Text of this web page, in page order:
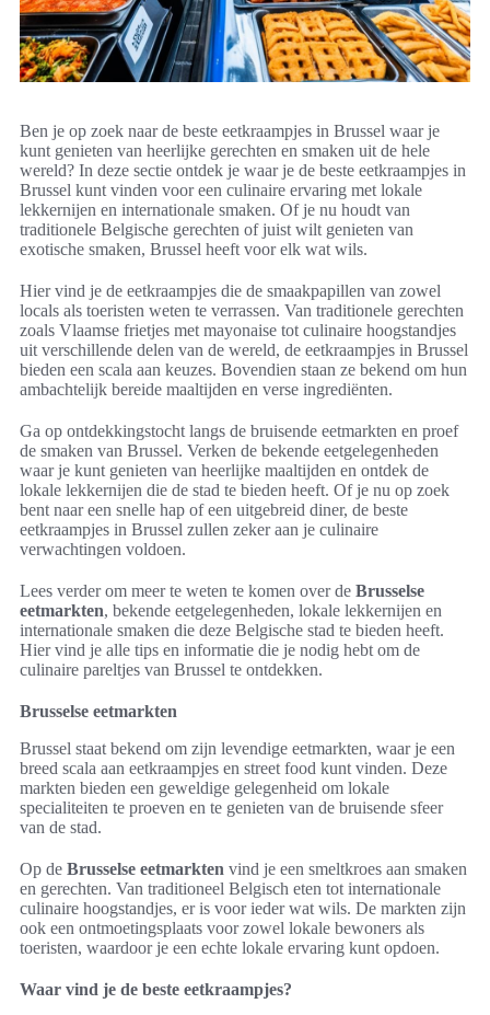
Ben je op zoek naar de beste eetkraampjes in Brussel waar je
kunt genieten van heerlijke gerechten en smaken uit de hele
wereld? In deze sectie ontdek je waar je de beste eetkraampjes in
Brussel kunt vinden voor een culinaire ervaring met lokale
lekkernijen en internationale smaken. Of je nu houdt van
traditionele Belgische gerechten of juist wilt genieten van
exotische smaken, Brussel heeft voor elk wat wils.
Hier vind je de eetkraampjes die de smaakpapillen van zowel
locals als toeristen weten te verrassen. Van traditionele gerechten
zoals Vlaamse frietjes met mayonaise tot culinaire hoogstandjes
uit verschillende delen van de wereld, de eetkraampjes in Brussel
bieden een scala aan keuzes. Bovendien staan ze bekend om hun
ambachtelijk bereide maaltijden en verse ingrediënten.
Ga op ontdekkingstocht langs de bruisende eetmarkten en proef
de smaken van Brussel. Verken de bekende eetgelegenheden
waar je kunt genieten van heerlijke maaltijden en ontdek de
lokale lekkernijen die de stad te bieden heeft. Of je nu op zoek
bent naar een snelle hap of een uitgebreid diner, de beste
eetkraampjes in Brussel zullen zeker aan je culinaire
verwachtingen voldoen.
Lees verder om meer te weten te komen over de Brusselse
eetmarkten, bekende eetgelegenheden, lokale lekkernijen en
internationale smaken die deze Belgische stad te bieden heeft.
Hier vind je alle tips en informatie die je nodig hebt om de
culinaire pareltjes van Brussel te ontdekken.
Brusselse eetmarkten
Brussel staat bekend om zijn levendige eetmarkten, waar je een
breed scala aan eetkraampjes en street food kunt vinden. Deze
markten bieden een geweldige gelegenheid om lokale
specialiteiten te proeven en te genieten van de bruisende sfeer
van de stad.
Op de Brusselse eetmarkten vind je een smeltkroes aan smaken
en gerechten. Van traditioneel Belgisch eten tot internationale
culinaire hoogstandjes, er is voor ieder wat wils. De markten zijn
ook een ontmoetingsplaats voor zowel lokale bewoners als
toeristen, waardoor je een echte lokale ervaring kunt opdoen.
Waar vind je de beste eetkraampjes?